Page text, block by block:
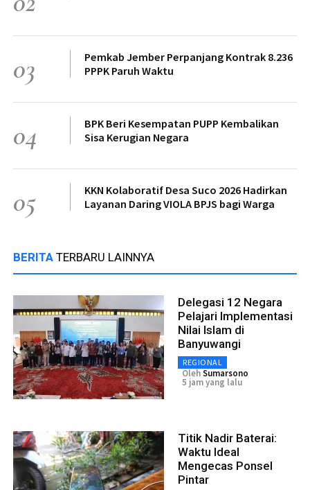
03
Pemkab Jember Perpanjang Kontrak 8.236
PPPK Paruh Waktu
04
BPK Beri Kesempatan PUPP Kembalikan
Sisa Kerugian Negara
05
KKN Kolaboratif Desa Suco 2026 Hadirkan
Layanan Daring VIOLA BPJS bagi Warga
BERITA TERBARU LAINNYA
Delegasi 12 Negara
Pelajari Implementasi
Nilai Islam di
Banyuwangi
REGIONAL
OlehSumarsono
5 jam yang lalu
Titik Nadir Baterai:
Waktu Ideal
Mengecas Ponsel
Pintar